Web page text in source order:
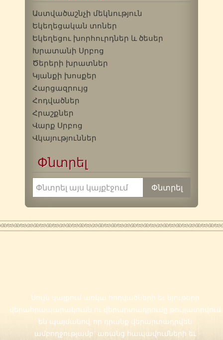
Աստվածաշնչի մեկնություն
Եկեղեցական տոներ
Եկեղեցու խորհուրդներ և ծեսեր
Խրատանի Սրբոց
Ծերերի խրատներ
Կյանքի խոսքեր
Հարցազրույց
Հոդվածներ
Հրաշքներ
Վարք Սրբոց
Վկայություններ
Փնտրել
Սույն կայքում առկա հոդվածների եւ նյութերի
վերահրապարակումն ու վերարտադրումը թույլատրվում
են պայմանով, որ դրանք վերարտադրվեն
ամբողջությամբ` առանց հապավումների եւ